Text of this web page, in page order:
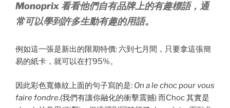
Monoprix 看看他們自有品牌上的有趣標語，通
常可以學到許多生動有趣的用語。
例如這一張是新出的限期特價: 六到七月間，只要拿這張簡
易的紙卡，就可以在打95%。
因此彩色寬條紋上面的句子寫的是: On a le choc pour vous
faire fondre.(我們有讓你融化的衝擊震撼) 而Choc 其實是